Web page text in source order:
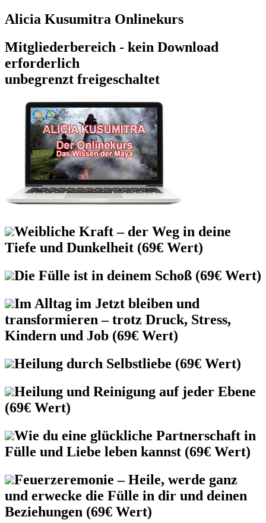
Alicia Kusumitra Onlinekurs
Mitgliederbereich - kein Download
erforderlich
unbegrenzt freigeschaltet
Weibliche Kraft – der Weg in deine
Tiefe und Dunkelheit (69€ Wert)
Die Fülle ist in deinem Schoß (69€ Wert)
Im Alltag im Jetzt bleiben und
transformieren – trotz Druck, Stress,
Kindern und Job (69€ Wert)
Heilung durch Selbstliebe (69€ Wert)
Heilung und Reinigung auf jeder Ebene
(69€ Wert)
Wie du eine glückliche Partnerschaft in
Fülle und Liebe leben kannst (69€ Wert)
Feuerzeremonie – Heile, werde ganz
und erwecke die Fülle in dir und deinen
Beziehungen (69€ Wert)